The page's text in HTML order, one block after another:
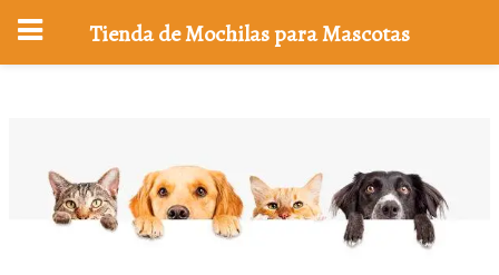
Tienda de Mochilas para Mascotas